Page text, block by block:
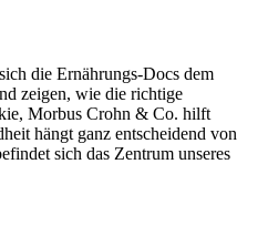
die Ernährungs-Docs dem
zeigen, wie die richtige
Morbus Crohn & Co. hilft
hängt ganz entscheidend von
sich das Zentrum unseres